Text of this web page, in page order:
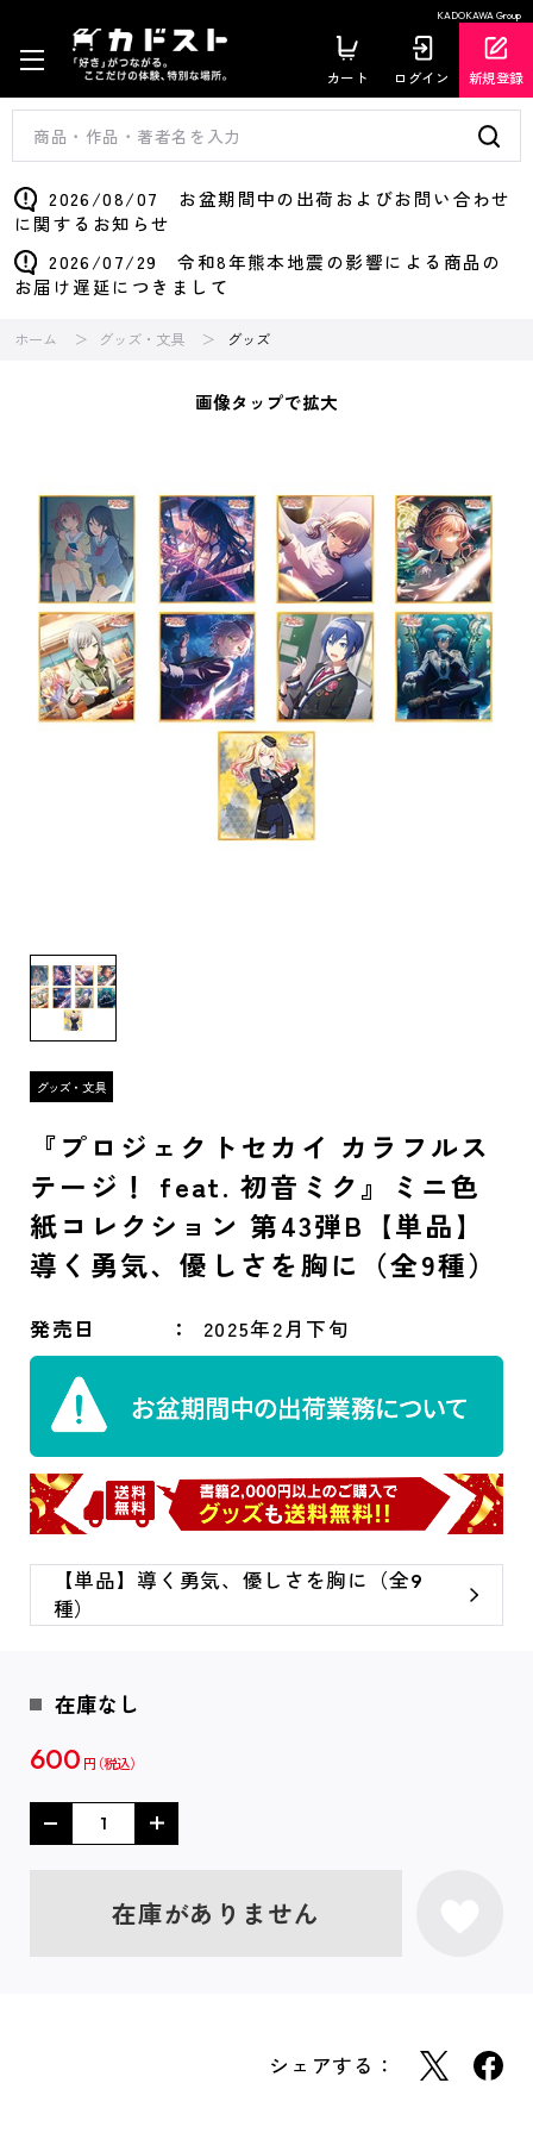
KADOKAWA Group
カート ログイン 新規登録
2026/08/07 お盆期間中の出荷およびお問い合わせ
に関するお知らせ
2026/07/29 令和8年熊本地震の影響による商品の
お届け遅延につきまして
ホーム グッズ・文具 グッズ
画像タップで拡大
『プロジェクトセカイ カラフルス
テージ！ feat. 初音ミク』ミニ色
紙コレクション 第43弾B【単品】
導く勇気、優しさを胸に（全9種）
発売日 2025年2月下旬
【単品】導く勇気、優しさを胸に（全9
種）
在庫なし
600 円
在庫がありません
シェアする：